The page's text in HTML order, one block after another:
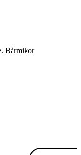
Bármikor